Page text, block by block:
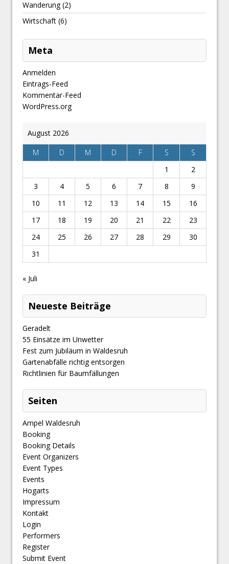
Wanderung(2)
Wirtschaft (6)
Meta
Anmelden
Eintrags-Feed
Kommentar-Feed
WordPress.org
August 2026
M
D M D F S
S
1
2
3
4 5 6 7 8
9
10
11 12 13 14 15
16
17
18 19 20 21 22
23
24
25 26 27 28 29
30
31
« Juli
Neueste Beiträge
Geradelt
​55 Einsätze im Unwetter
Fest zum Jubiläum in Waldesruh
Gartenabfälle richtig entsorgen
Richtlinien für Baumfällungen
Seiten
Ampel Waldesruh
Booking
Booking Details
Event Organizers
Event Types
Events
Hogarts
Impressum
Kontakt
Login
Performers
Register
Submit Event